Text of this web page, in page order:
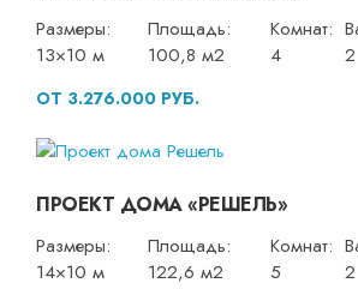
Размеры:
13×10 м
Площадь:
100,8 м2
Комнат:
4
2
ОТ 3.276.000 РУБ.
ПРОЕКТ ДОМА «РЕШЕЛЬ»
Размеры:
14×10 м
Площадь:
122,6 м2
Комнат:
5
2